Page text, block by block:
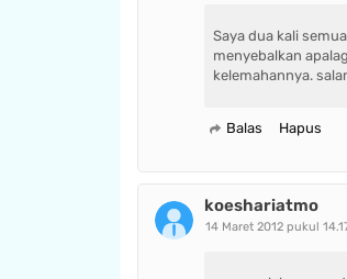
Saya dua kali
menyebalkan
kelemahannya.
Balas Hapus
koeshariatmo
14 Maret 2012 pukul